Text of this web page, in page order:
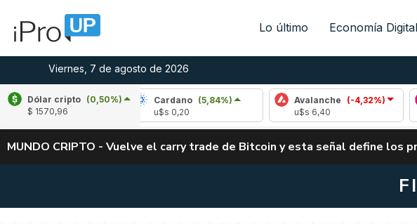
Lo último Economía Digital
Viernes, 7 de agosto de 2026
Dólar cripto (0,50%)
$ 1570,96
(-3,32%)
Cardano
(5,84%)
Avalanche (-4,32%)
MUNDO CRIPTO - Vuelve el carry trade de Bitcoin y esta señal define los